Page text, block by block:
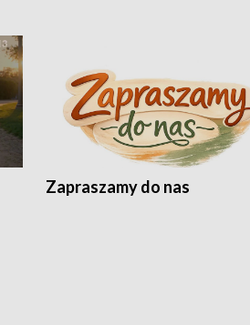
Zapraszamy do nas